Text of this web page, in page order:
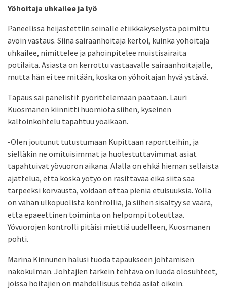
Yöhoitaja uhkailee ja lyö
Paneelissa heijastettiin seinälle etiikkakyselystä poimittu
avoin vastaus. Siinä sairaanhoitaja kertoi, kuinka yöhoitaja
uhkailee, nimittelee ja pahoinpitelee muistisairaita
potilaita. Asiasta on kerrottu vastaavalle sairaanhoitajalle,
mutta hän ei tee mitään, koska on yöhoitajan hyvä ystävä.
Tapaus sai panelistit pyörittelemään päätään. Lauri
Kuosmanen kiinnitti huomiota siihen, kyseinen
kaltoinkohtelu tapahtuu yöaikaan.
-Olen joutunut tutustumaan Kupittaan raportteihin, ja
sielläkin ne omituisimmat ja huolestuttavimmat asiat
tapahtuivat yövuoron aikana. Alalla on ehkä hieman sellaista
ajattelua, että koska yötyö on rasittavaa eikä siitä saa
tarpeeksi korvausta, voidaan ottaa pieniä etuisuuksia. Yöllä
on vähän ulkopuolista kontrollia, ja siihen sisältyy se vaara,
että epäeettinen toiminta on helpompi toteuttaa.
Yövuorojen kontrolli pitäisi miettiä uudelleen, Kuosmanen
pohti.
Marina Kinnunen halusi tuoda tapaukseen johtamisen
näkökulman. Johtajien tärkein tehtävä on luoda olosuhteet,
joissa hoitajien on mahdollisuus tehdä asiat oikein.